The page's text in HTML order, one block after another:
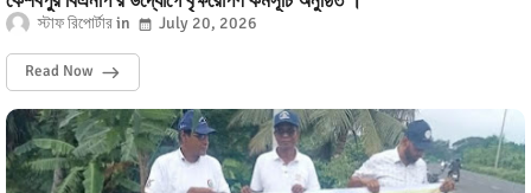
স্টাফ রিপোর্টার July 20, 2026
Read Now